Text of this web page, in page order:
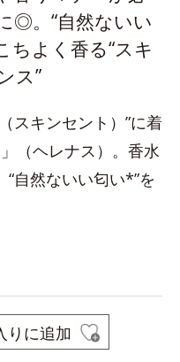
◎。“自然ないい
ちよく香る“スキ
ス”
スキンセント）”に着
（ヘレナス）。香水
自然ないい匂い*”を
りに追加